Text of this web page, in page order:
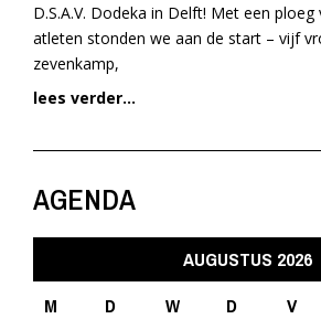
D.S.A.V. Dodeka in Delft! Met een
atleten stonden we aan de start – vijf
zevenkamp,
lees verder...
AGENDA
AUGUSTUS 2026
M
D W D V